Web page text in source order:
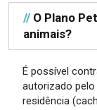
// O Plano
animais?
É possível
autorizado
residência